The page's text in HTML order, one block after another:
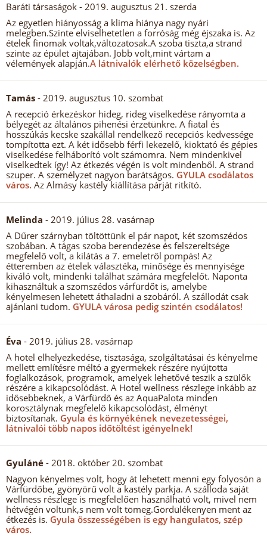
Baráti társaságok - 2019. augusztus 21. szerda
Az egyetlen hiányosság a klima hiánya nagy nyári
melegben.Szinte elviselhetetlen a forróság még éjszaka is. Az
ételek finomak voltak,változatosak.A szoba tiszta,a strand
szinte az épület ajtajában. Jobb volt,mint vártam a
vélemények alapján.A látnivalók elérhető közelségben.
Tamás - 2019. augusztus 10. szombat
A recepció érkezéskor hideg, rideg viselkedése rányomta a
bélyegét az általános pihenési érzetünkre. A fiatal és
hosszúkás kecske szakállal rendelkező recepciós kedvessége
tompította ezt. A két idősebb férfi lekezelő, kioktató és gépies
viselkedése felháborító volt számomra. Nem mindenkivel
viselkedtek így! Az étkezés végén is volt mindenből. A strand
szuper. A személyzet nagyon barátságos. GYULA csodálatos
város. Az Almásy kastély kiállítása párját ritkító.
Melinda - 2019. július 28. vasárnap
A Dűrer szárnyban töltöttünk el pár napot, két szomszédos
szobában. A tágas szoba berendezése és felszereltsége
megfelelő volt, a kilátás a 7. emeletről pompás! Az
étteremben az ételek választéka, minősége és mennyisége
kiváló volt, mindenki találhat számára megfelelőt. Naponta
kihasználtuk a szomszédos várfürdőt is, amelybe
kényelmesen lehetett áthaladni a szobáról. A szállodát csak
ajánlani tudom. GYULA városa pedig szintén csodálatos!
Éva - 2019. július 28. vasárnap
A hotel elhelyezkedése, tisztasága, szolgáltatásai és kényelme
mellett említésre méltó a gyermekek részére nyújtotta
foglalkozások, programok, amelyek lehetővé teszik a szülők
részére a kikapcsolódást. A Hotel wellness részlege inkább az
idősebbeknek, a Várfürdő és az AquaPalota minden
korosztálynak megfelelő kikapcsolódást, élményt
biztosítanak. Gyula és környékének nevezetességei,
látnivalói több napos időtöltést igényelnek!
Gyuláné - 2018. október 20. szombat
Nagyon kényelmes volt, hogy át lehetett menni egy folyosón a
Várfürdőbe, gyönyörű volt a kastély parkja. A szálloda saját
wellness részlege is megfelelően használható volt, mivel nem
hétvégén voltunk,s nem volt tömeg.Gördülékenyen ment az
étkezés is. Gyula összességében is egy hangulatos, szép
város.